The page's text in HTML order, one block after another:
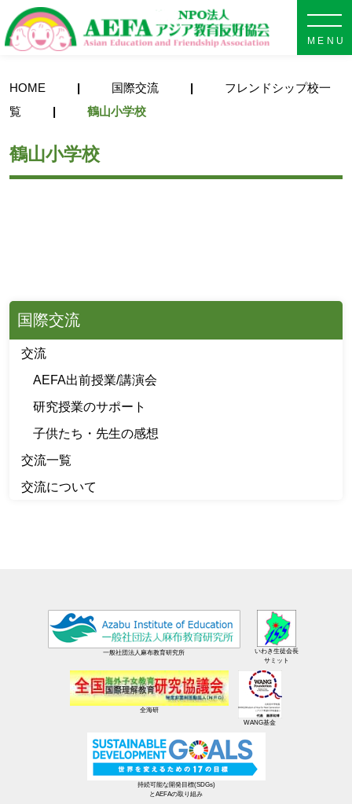
HOME 国際交流
フレンドシップ校一
覧
鶴山小学校
鶴山小学校
国際交流
交流
AEFA出前授業/講演会
研究授業のサポート
子供たち・先生の感想
交流一覧
交流について
一般社団法人麻布教育研究所
いわき生徒会長
サミット
全海研
WANG基金
持続可能な開発目標(SDGs)
とAEFAの取り組み